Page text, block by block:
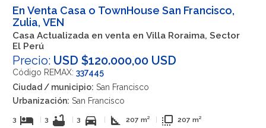
En Venta Casa o TownHouse San Francisco,
Zulia, VEN
Casa Actualizada en venta en Villa Roraima, Sector
El Perú
Precio: USD $120.000,00 USD
Código REMAX: 337445
Ciudad / municipio: San Francisco
Urbanización: San Francisco
3 hotel 3 bathtub 3 directions_car square_foot 207 m² flip_to_front 207 m²